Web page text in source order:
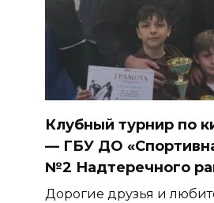
Клубный турнир по
— ГБУ ДО
№2 Надтеречного
Дорогие друзья и